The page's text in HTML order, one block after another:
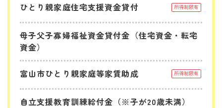
ひとり親家庭住宅支援資金貸付 所得制限有
母子父子寡婦福祉資金貸付金（住宅資金・転宅
資金）
富山市ひとり親家庭等家賃助成 所得制限有
自立支援教育訓練給付金（※子が20歳未満）